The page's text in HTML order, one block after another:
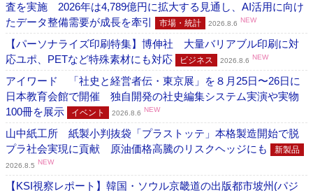
査を実施 2026年は4,789億円に拡大する見通し、AI活用に向け
たデータ整備需要が成長を牽引
市場・統計 2026.8.6 NEW
【パーソナライズ印刷特集】博伸社 大量バリアブル印刷に対
応ユポ、PETなど特殊素材にも対応
ビジネス 2026.8.6 NEW
アイワード 「社史と経営者伝・東京展」を８月25日〜26日に
日本教育会館で開催 独自開発の社史編集システム実演や実物
100冊を展示
イベント 2026.8.6 NEW
山中紙工所 紙製小判抜袋「プラストッテ」本格製造開始で脱
プラ社会実現に貢献 原油価格高騰のリスクヘッジにも
新製品
2026.8.5 NEW
【KSI視察レポート】韓国・ソウル京畿道の出版都市坡州(パジ